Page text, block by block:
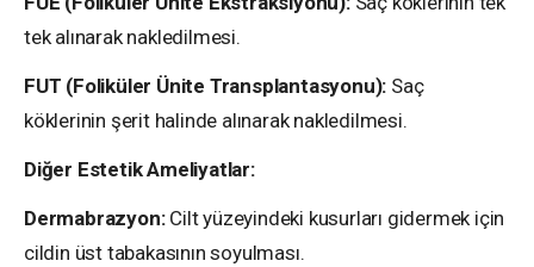
tek alınarak nakledilmesi.
FUT (Foliküler Ünite Transplantasyonu): Saç
köklerinin şerit halinde alınarak nakledilmesi.
Diğer Estetik Ameliyatlar:
Dermabrazyon:Cilt yüzeyindeki kusurları gidermek için
cildin üst tabakasının soyulması.